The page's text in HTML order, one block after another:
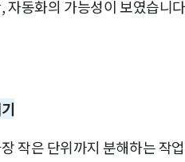
자동화의 가능성이 보였습
작은 단위까지 분해하는 작